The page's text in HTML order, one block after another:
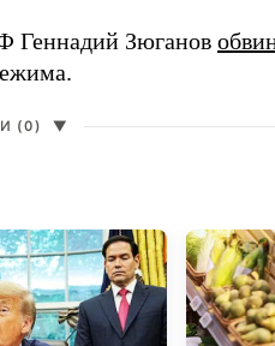
Геннадий Зюганов
(0) ▼